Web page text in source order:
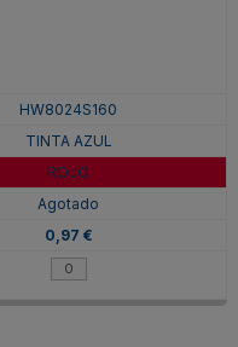
HW8024S160
TINTA AZUL
ROJO
Agotado
0,97 €